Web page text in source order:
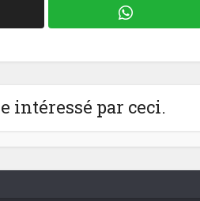
intéressé par ceci.